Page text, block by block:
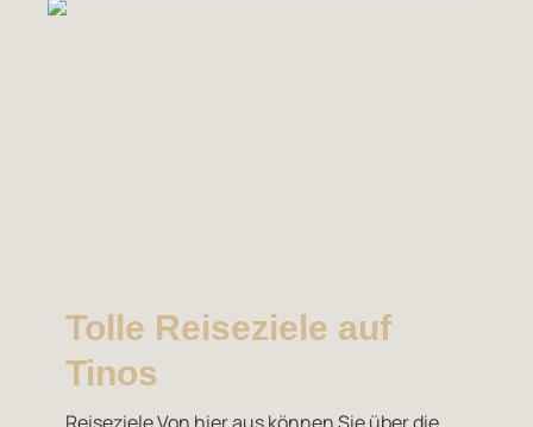
Tolle Reiseziele auf
Tinos
Reiseziele Von hier aus können Sie über die